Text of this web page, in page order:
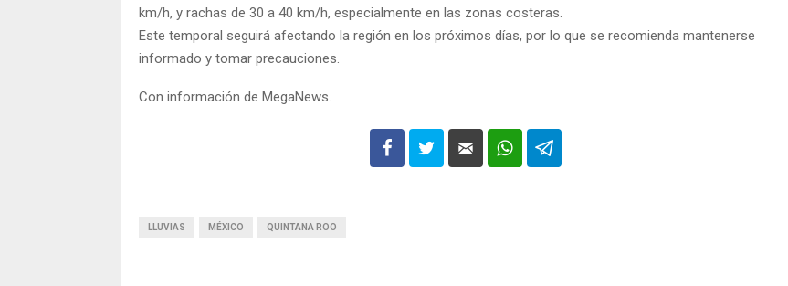
km/h, y rachas de 30 a 40 km/h, especialmente en las zonas costeras.
Este temporal seguirá afectando la región en los próximos días, por lo que se recomienda mantenerse
informado y tomar precauciones.
Con información de MegaNews.
LLUVIAS MÉXICO QUINTANA ROO